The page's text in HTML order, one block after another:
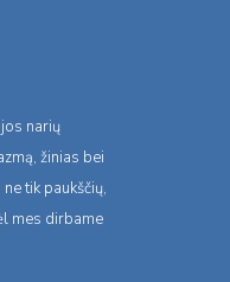
narių
žinias bei
tik paukščių,
mes dirbame